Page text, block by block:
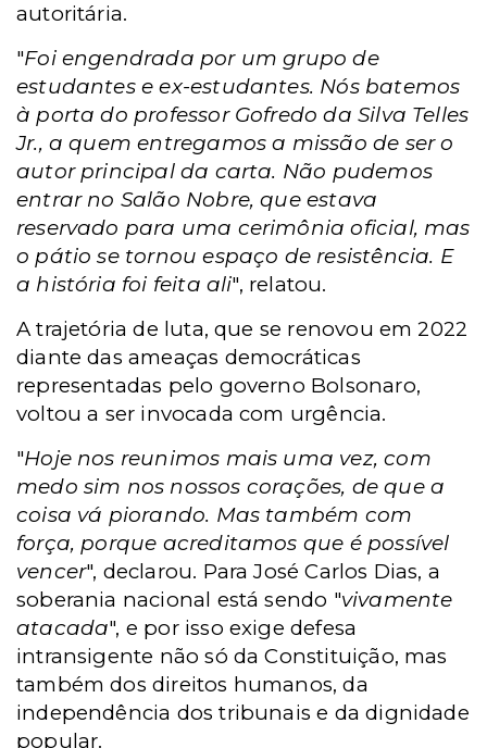
autoritária.
"Foi engendrada por um grupo de
estudantes e ex-estudantes. Nós batemos
à porta do professor Gofredo da Silva Telles
Jr., a quem entregamos a missão de ser o
autor principal da carta. Não pudemos
entrar no Salão Nobre, que estava
reservado para uma cerimônia oficial, mas
o pátio se tornou espaço de resistência. E
a história foi feita ali", relatou.
A trajetória de luta, que se renovou em 2022
diante das ameaças democráticas
representadas pelo governo Bolsonaro,
voltou a ser invocada com urgência.
"Hoje nos reunimos mais uma vez, com
medo sim nos nossos corações, de que a
coisa vá piorando. Mas também com
força, porque acreditamos que é possível
vencer", declarou. Para José Carlos Dias, a
soberania nacional está sendo "vivamente
atacada", e por isso exige defesa
intransigente não só da Constituição, mas
também dos direitos humanos, da
independência dos tribunais e da dignidade
popular.